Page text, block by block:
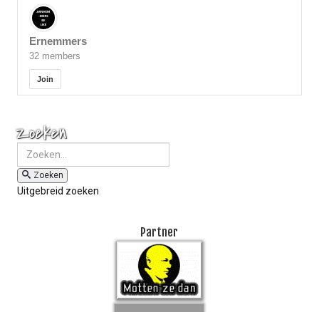
Ernemmers
32 members
Join
Zoeken
Zoeken
Uitgebreid zoeken
Partner